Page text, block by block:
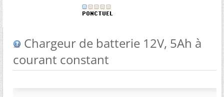
Chargeur de batterie 12V, 5Ah à
courant constant